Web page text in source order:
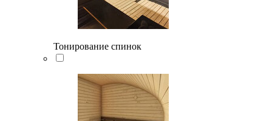
Тонирование спинок